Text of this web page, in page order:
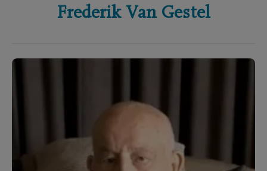
Frederik Van Gestel